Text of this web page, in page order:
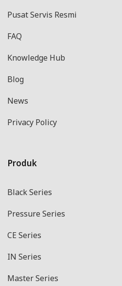
Pusat Servis Resmi
FAQ
Knowledge Hub
Blog
News
Privacy Policy
Produk
Black Series
Pressure Series
CE Series
IN Series
Master Series